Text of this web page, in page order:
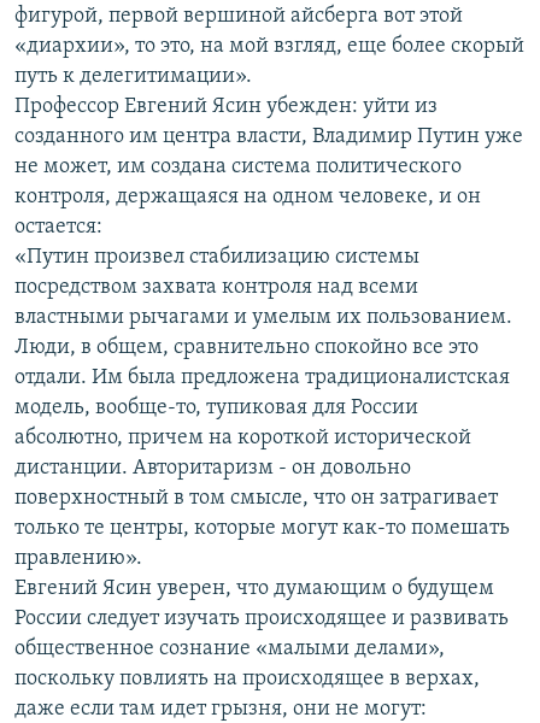
фигурой, первой вершиной айсберга вот этой
«диархии», то это, на мой взгляд, еще более скорый
путь к делегитимации».
Профессор Евгений Ясин убежден: уйти из
созданного им центра власти, Владимир Путин уже
не может, им создана система политического
контроля, держащаяся на одном человеке, и он
остается:
«Путин произвел стабилизацию системы
посредством захвата контроля над всеми
властными рычагами и умелым их пользованием.
Люди, в общем, сравнительно спокойно все это
отдали. Им была предложена традиционалистская
модель, вообще-то, тупиковая для России
абсолютно, причем на короткой исторической
дистанции. Авторитаризм - он довольно
поверхностный в том смысле, что он затрагивает
только те центры, которые могут как-то помешать
правлению».
Евгений Ясин уверен, что думающим о будущем
России следует изучать происходящее и развивать
общественное сознание «малыми делами»,
поскольку повлиять на происходящее в верхах,
даже если там идет грызня, они не могут: